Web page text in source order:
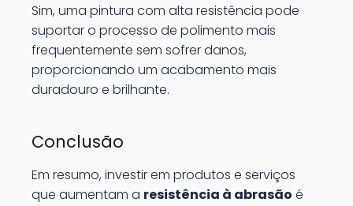
Sim, uma pintura com alta resistência pode
suportar o processo de polimento mais
frequentemente sem sofrer danos,
proporcionando um acabamento mais
duradouro e brilhante.
Conclusão
Em resumo, investir em produtos e serviços
que aumentam a resistência à abrasão é